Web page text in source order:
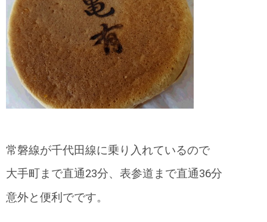
常磐線が千代田線に乗り入れているので
大手町まで直通23分、表参道まで直通36分
意外と便利でです。